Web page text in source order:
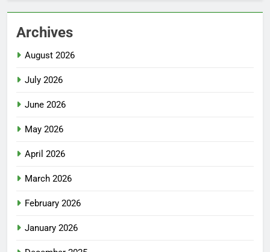
Archives
August 2026
July 2026
June 2026
May 2026
April 2026
March 2026
February 2026
January 2026